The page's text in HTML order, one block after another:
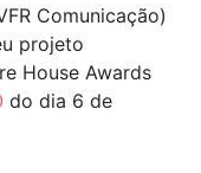
Comunicação)
projeto
House Awards
do dia 6 de